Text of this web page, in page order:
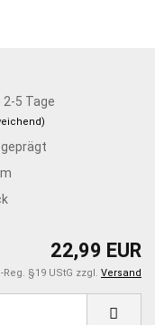
2-5 Tage
22,99 EUR
§19 UStG zzgl. Versand